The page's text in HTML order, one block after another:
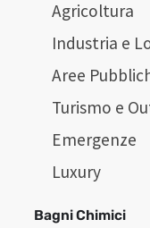
Agricoltura
Industria e
Aree
Turismo e
Emergenze
Luxury
Bagni Chimici